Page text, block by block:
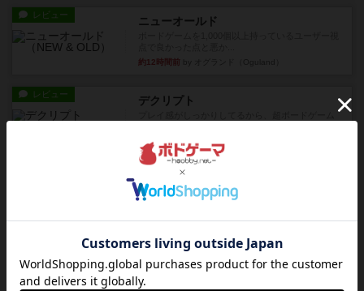
レビュー ニューオールド
約12時間前
レビュー デクリプト
約13時間前 by ヒロ(新！ボードゲーム家族)
アルナックの失われし遺跡
「エルドラドを探して」にあ...
約15時間前 by おーちゃん
ルール/インスト